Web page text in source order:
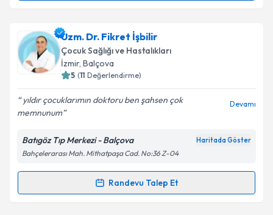
Takvim Talebini Gönder
takvim hazırlandığında e-posta ile bilgilendireceğiz.
E-posta Adresiniz
kapsamda işlenmesini kabul ediyorum.
Takvim Talebini Gönder
Uzm. Dr. Fikret İşbilir
Çocuk Sağlığı ve Hastalıkları
İzmir, Balçova
5 (11 Değerlendirme)
yıldır çocuklarımın doktoru ben şahsen çok
memnunum
Devamı
Batıgöz Tıp Merkezi - Balçova Haritada Göster
Bahçelerarası Mah. Mithatpaşa Cad. No:36 Z-04
Randevu Talep Et
Randevu Takvimi Talebi